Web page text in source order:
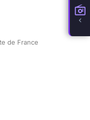
de France